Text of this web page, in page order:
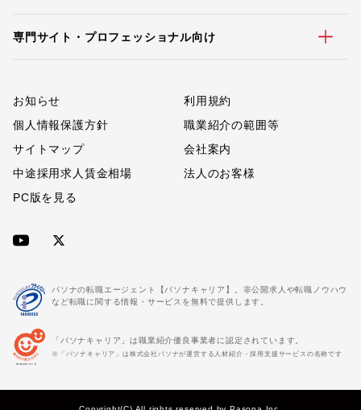
専門サイト・プロフェッショナル向け
お知らせ
利用規約
個人情報保護方針
職業紹介の範囲等
サイトマップ
会社案内
中途採用求人賃金相場
法人のお客様
PC版を見る
パソナの転職エージェント【パソナキャリア】。非公開求人や転職ノウハウ
など転職に関する情報・サービスを無料で提供します。
「パソナキャリア」は職業紹介優良事業者に認定されています。
※「パソナキャリア」は株式会社パソナが運営する人材紹介・採用支援サービスの名称です